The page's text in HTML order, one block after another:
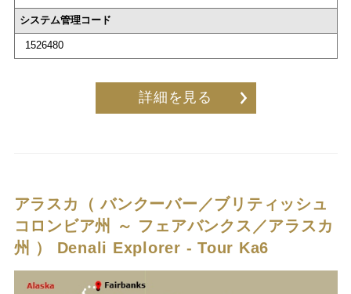
システム管理コード
1526480
詳細を見る
アラスカ（ バンクーバー／ブリティッシュ
コロンビア州 ～ フェアバンクス／アラスカ
州 ） Denali Explorer - Tour Ka6